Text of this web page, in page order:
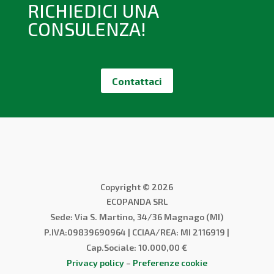
RICHIEDICI UNA
CONSULENZA!
Contattaci
Copyright © 2026
ECOPANDA SRL
Sede: Via S. Martino, 34/36 Magnago (MI)
P.IVA:09839690964 | CCIAA/REA: MI 2116919 |
Cap.Sociale: 10.000,00 €
Privacy policy– Preferenze cookie